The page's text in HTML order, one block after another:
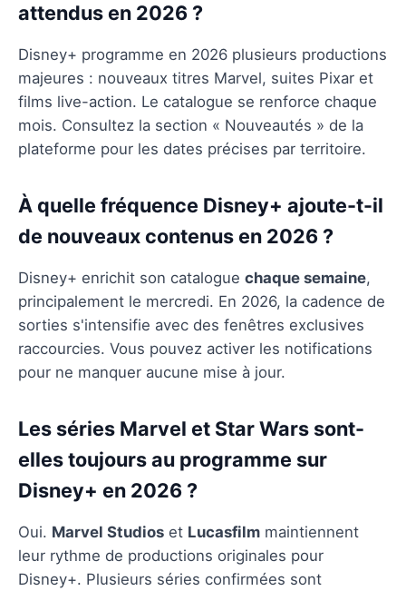
attendus en 2026 ?
Disney+ programme en 2026 plusieurs productions
majeures : nouveaux titres Marvel, suites Pixar et
films live-action. Le catalogue se renforce chaque
mois. Consultez la section « Nouveautés » de la
plateforme pour les dates précises par territoire.
À quelle fréquence Disney+ ajoute-t-il
de nouveaux contenus en 2026 ?
Disney+ enrichit son catalogue chaque semaine,
principalement le mercredi. En 2026, la cadence de
sorties s'intensifie avec des fenêtres exclusives
raccourcies. Vous pouvez activer les notifications
pour ne manquer aucune mise à jour.
Les séries Marvel et Star Wars sont-
elles toujours au programme sur
Disney+ en 2026 ?
Oui. Marvel Studios et Lucasfilm maintiennent
leur rythme de productions originales pour
Disney+. Plusieurs séries confirmées sont